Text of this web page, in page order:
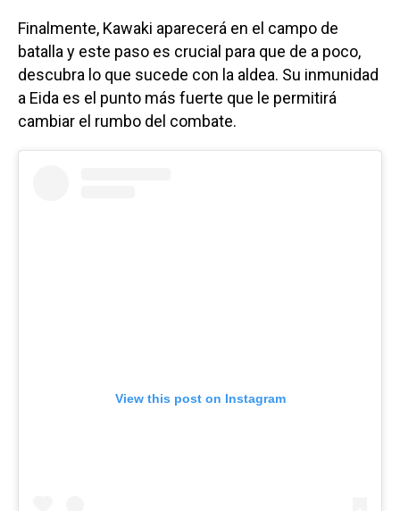
Finalmente, Kawaki aparecerá en el campo de
batalla y este paso es crucial para que de a poco,
descubra lo que sucede con la aldea. Su inmunidad
a Eida es el punto más fuerte que le permitirá
cambiar el rumbo del combate.
View this post on Instagram